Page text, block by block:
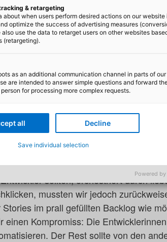
Iro Kargiou
und Selenium
Testmanager zu Beginn des
der Software, die für das erste
ist es natürlich so, dass sich
In diesem Fall mussten wir ihm -
selber – jedoch Recht geben.
sollten, orchestriert durch
mussten wir jedoch
im prall gefüllten Backlog wie
Kompromiss: Die
Der Rest sollte von den
& retargeting
about when users perform desired actions on our website
optimize the success of advertising measures
also use the data to retarget users on other websites
(retargeting).
as an additional communication channel in parts of our
are intended to answer simple questions and forward
for processing more complex requests.
all Decline
Save individual selection
Powered by